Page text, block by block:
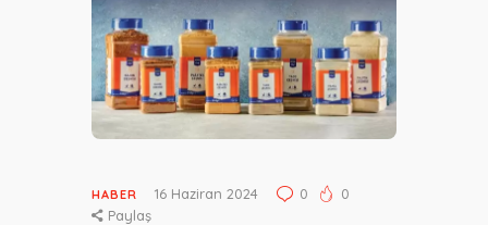
HABER 16 Haziran 2024 0
0
Paylaş